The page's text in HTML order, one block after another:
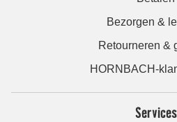
Bezorgen &
Retourneren &
HORNBACH-
Services